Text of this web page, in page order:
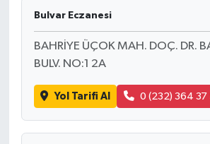
Bulvar Eczanesi
BAHRİYE ÜÇOK MAH. DOÇ. DR.
BULV. NO:1 2A
Yol Tarifi Al 0 (232) 364 37